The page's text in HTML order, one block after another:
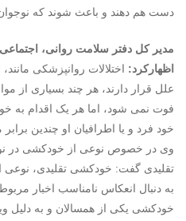
دست هم دهند و باعث شوند که
مدیر کل دفتر سلامت روانی،
اظهارکرد: اختلالات روانپزشکی
علل قرار دارند، هر چند بسیاری از
فوت نمی شود، اما هر یک اقدام به
خود فرد و یا اطرافیان او چندین
وی در خصوص نوعی از خودکشی در
تقلیدی گفت: خودکشی تقلیدی،
به دنبال انعکاس نامناسب اخبار
خودکشی یکی از همسالان و به دلیل